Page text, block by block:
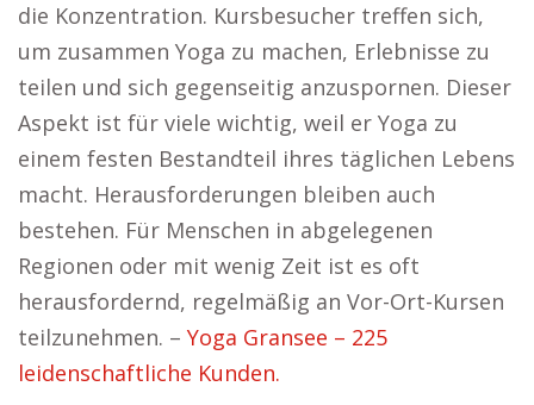
die Konzentration. Kursbesucher treffen sich,
um zusammen Yoga zu machen, Erlebnisse zu
teilen und sich gegenseitig anzuspornen. Dieser
Aspekt ist für viele wichtig, weil er Yoga zu
einem festen Bestandteil ihres täglichen Lebens
macht. Herausforderungen bleiben auch
bestehen. Für Menschen in abgelegenen
Regionen oder mit wenig Zeit ist es oft
herausfordernd, regelmäßig an Vor-Ort-Kursen
teilzunehmen. – Yoga Gransee – 225
leidenschaftliche Kunden.